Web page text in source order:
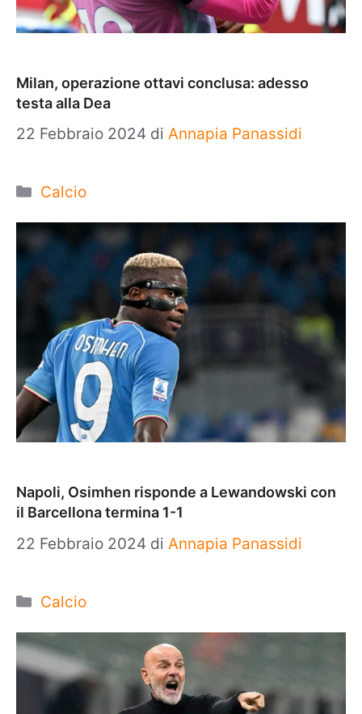
Milan, operazione ottavi conclusa: adesso
testa alla Dea
22 Febbraio 2024 di Annapia Panassidi
Categorie
Calcio
Napoli, Osimhen risponde a Lewandowski con
il Barcellona termina 1-1
22 Febbraio 2024 di Annapia Panassidi
Categorie
Calcio